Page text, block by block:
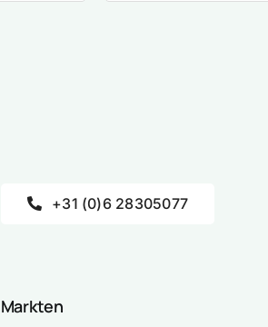
+31 (0)6 28305077
Markten